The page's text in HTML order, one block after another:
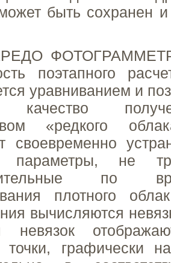
быть сохранен
поэтапного
уравниванием и
качество
«редкого
своевременно
параметры, не
по
плотного
вычисляются
невязок
точки, графически